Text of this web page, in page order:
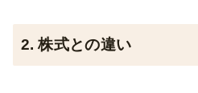
2. 株式との違い